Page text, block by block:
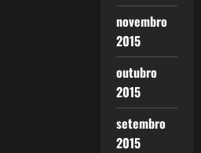
novembro
2015
outubro
2015
setembro
2015